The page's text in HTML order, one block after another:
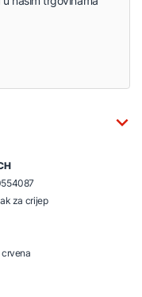
za crijep